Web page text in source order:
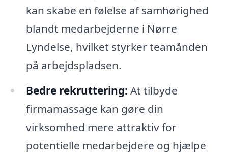
kan skabe en følelse af samhørighed
blandt medarbejderne i Nørre
Lyndelse, hvilket styrker teamånden
på arbejdspladsen.
Bedre rekruttering: At tilbyde
firmamassage kan gøre din
virksomhed mere attraktiv for
potentielle medarbejdere og hjælpe